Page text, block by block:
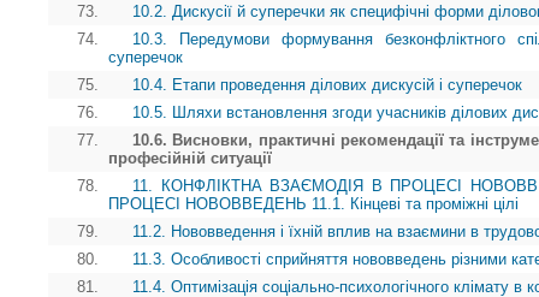
73.
10.2. Дискусії й суперечки як специфічні форми
74.
10.3. Передумови формування безконфліктного
суперечок
75.
10.4. Етапи проведення ділових дискусій і суперечок
76.
10.5. Шляхи встановлення згоди учасників ділових
77.
10.6. Висновки, практичні рекомендації та
професійній ситуації
78.
11. КОНФЛІКТНА ВЗАЄМОДІЯ В ПРОЦЕСІ
ПРОЦЕСІ НОВОВВЕДЕНЬ 11.1. Кінцеві та проміжні цілі
79.
11.2. Нововведення і їхній вплив на взаємини в
80.
11.3. Особливості сприйняття нововведень різними
81.
11.4. Оптимізація соціально-психологічного клімату в